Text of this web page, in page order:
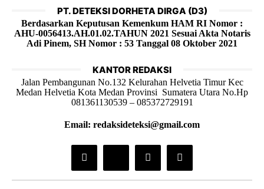
PT. DETEKSI DORHETA DIRGA (D3)
Berdasarkan Keputusan Kemenkum HAM RI Nomor :
AHU-0056413.AH.01.02.TAHUN 2021 Sesuai Akta Notaris
Adi Pinem, SH Nomor : 53 Tanggal 08 Oktober 2021
KANTOR REDAKSI
Jalan Pembangunan No.132 Kelurahan Helvetia Timur Kec
Medan Helvetia Kota Medan Provinsi Sumatera Utara No.Hp
081361130539 – 085372729191
Email: redaksideteksi@gmail.com